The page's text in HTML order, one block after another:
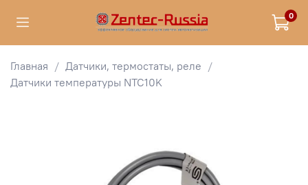
0
Главная
Датчики, термостаты, реле
Датчики температуры NTC10K